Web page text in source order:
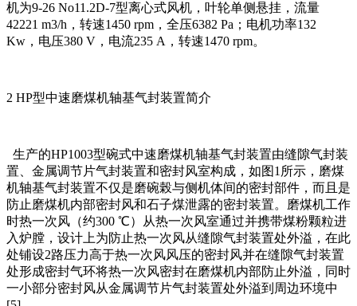
机为9-26 No11.2D-7型离心式风机，叶轮单侧悬挂，流量
42221 m3/h，转速1450 rpm，全压6382 Pa；电机功率132
Kw，电压380 V，电流235 A，转速1470 rpm。
2 HP型中速磨煤机轴基气封装置简介
生产的HP1003型碗式中速磨煤机轴基气封装置由缝隙气封装
置、金属调节片气封装置和密封风室构成，如图1所示，磨煤
机轴基气封装置不仅是磨碗榖与侧机体间的密封部件，而且是
防止磨煤机内部密封风和石子煤泄露的密封装置。磨煤机工作
时热一次风（约300 ℃）从热一次风室通过并携带煤粉颗粒进
入炉膛，设计上为防止热一次风从缝隙气封装置处外溢，在此
处铺设2路压力高于热一次风风压的密封风并在缝隙气封装置
处形成密封气环将热一次风密封在磨煤机内部防止外溢，同时
一小部分密封风从金属调节片气封装置处外溢到周边环境中